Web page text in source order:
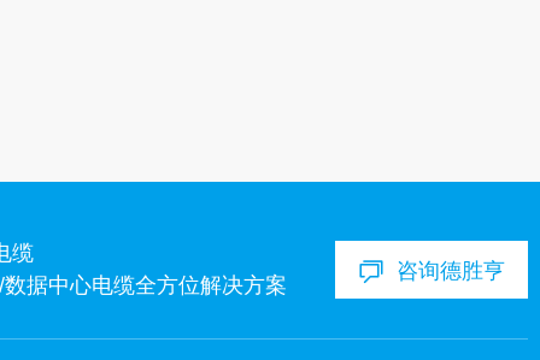
缆
据中心电缆全方位解决方案
咨询德胜亨